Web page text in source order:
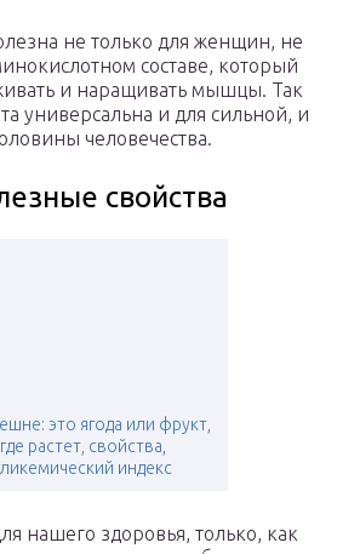
не только для женщин, не
составе, который
и наращивать мышцы. Так
универсальна и для сильной, и
человечества.
свойства
это ягода или фрукт,
где растет, свойства,
индекс
нашего здоровья, только, как